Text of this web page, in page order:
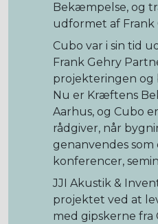
Bekæmpelse, og
udformet af Frank
Cubo var i sin tid
Frank Gehry
projekteringen og
Nu er Kræftens
Aarhus, og Cubo
rådgiver, når
genanvendes
konferencer,
JJI Akustik &
projektet ved at
med gipskerne fra